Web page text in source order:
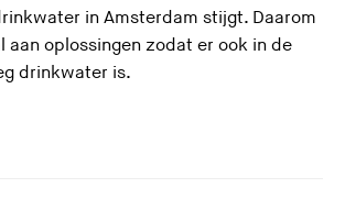
in Amsterdam stijgt. Daarom
aan oplossingen zodat er ook in de
drinkwater is.